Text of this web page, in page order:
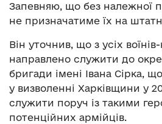
Запевняю, що без належної
не призначатиме їх на
Він уточнив, що з усіх
направлено служити до
бригади імені Івана Сірка,
у визволенні Харківщини у
служити поруч із такими
потенційних армійців.